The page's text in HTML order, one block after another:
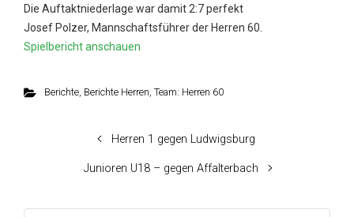
Die Auftaktniederlage war damit 2:7 perfekt
Josef Polzer, Mannschaftsführer der Herren 60.
Spielbericht anschauen
Berichte, Berichte Herren, Team: Herren 60
Herren 1 gegen Ludwigsburg
Junioren U18 – gegen Affalterbach